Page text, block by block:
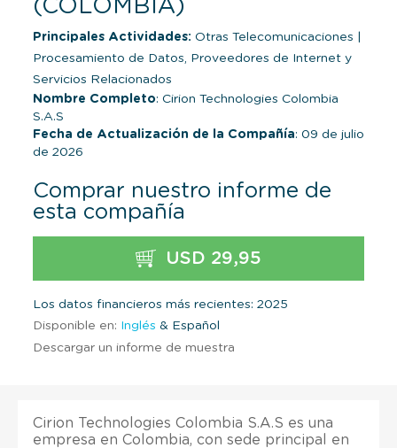
(COLOMBIA)
Principales Actividades: Otras Telecomunicaciones
Procesamiento de Datos, Proveedores de Internet y
Servicios Relacionados
Nombre Completo: Cirion Technologies Colombia
S.A.S
Fecha de Actualización de la Compañía: 09 de julio
de 2026
Comprar nuestro informe de
esta compañía
USD 29,95
Los datos financieros más recientes: 2025
Disponible en: Inglés & Español
Descargar un informe de muestra
Cirion Technologies Colombia S.A.S es una
empresa en Colombia, con sede principal en